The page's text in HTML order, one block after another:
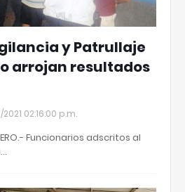
y Patrullaje
arrojan resultados
2021 02:16:00 p.m.
Funcionarios adscritos al